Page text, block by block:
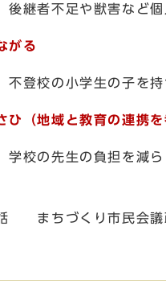
人では解決が
がる
を持つ親へ
（地域と教育の連携を
しながら、総
市民会議政策ア